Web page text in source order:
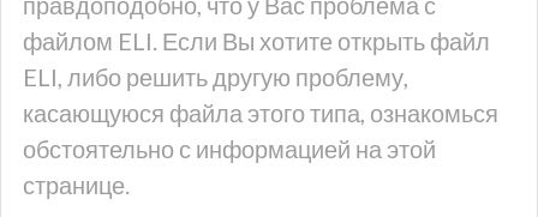
файлом ELI. Если Вы хотите открыть файл
ELI, либо решить другую проблему,
касающуюся файла этого типа, ознакомься
обстоятельно с информацией на этой
странице.